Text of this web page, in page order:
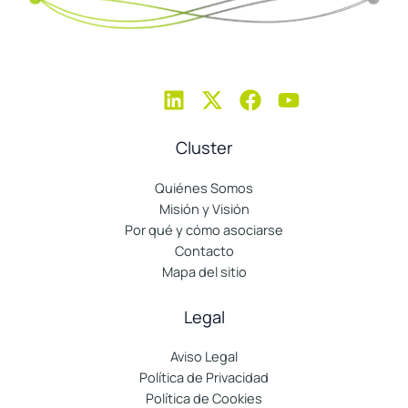
Cluster
Quiénes Somos
Misión y Visión
Por qué y cómo asociarse
Contacto
Mapa del sitio
Legal
Aviso Legal
Política de Privacidad
Política de Cookies